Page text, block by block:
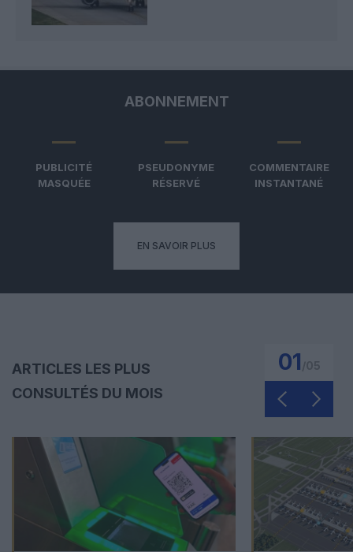
ABONNEMENT
PUBLICITÉ
MASQUÉE
PSEUDONYME
RÉSERVÉ
COMMENTAIRE
INSTANTANÉ
EN SAVOIR PLUS
ARTICLES LES PLUS
CONSULTÉS DU MOIS
01